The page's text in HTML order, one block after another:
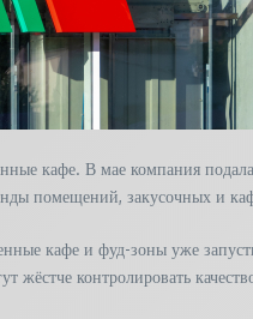
кафе. В мае компания
помещений, закусочных и
кафе и фуд-зоны уже
контролировать